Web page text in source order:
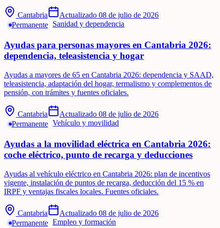
Cantabria Actualizado 08 de julio de 2026
Permanente
Sanidad y dependencia
Ayudas para personas mayores en Cantabria 2026:
dependencia, teleasistencia y hogar
Ayudas a mayores de 65 en Cantabria 2026: dependencia y SAAD,
teleasistencia, adaptación del hogar, termalismo y complementos de
pensión, con trámites y fuentes oficiales.
Cantabria Actualizado 08 de julio de 2026
Permanente Vehículo y movilidad
Ayudas a la movilidad eléctrica en Cantabria 2026:
coche eléctrico, punto de recarga y deducciones
Ayudas al vehículo eléctrico en Cantabria 2026: plan de incentivos
vigente, instalación de puntos de recarga, deducción del 15 % en
IRPF y ventajas fiscales locales. Fuentes oficiales.
Cantabria Actualizado 08 de julio de 2026
Permanente Empleo y formación